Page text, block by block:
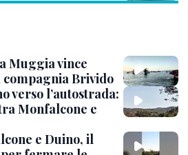
Muggia vince
compagnia Brivido
verso l’autostrada:
Monfalcone e
e Duino, il